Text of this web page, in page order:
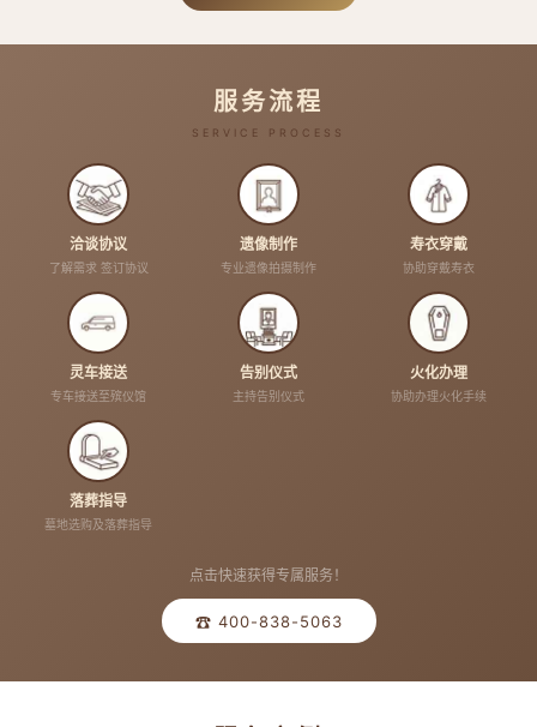
服务流程
SERVICE PROCESS
洽谈协议
了解需求 签订协议
遗像制作
专业遗像拍摄制作
寿衣穿戴
协助穿戴寿衣
灵车接送
专车接送至殡仪馆
告别仪式
主持告别仪式
火化办理
协助办理火化手续
落葬指导
墓地选购及落葬指导
点击快速获得专属服务！
☎ 400-838-5063